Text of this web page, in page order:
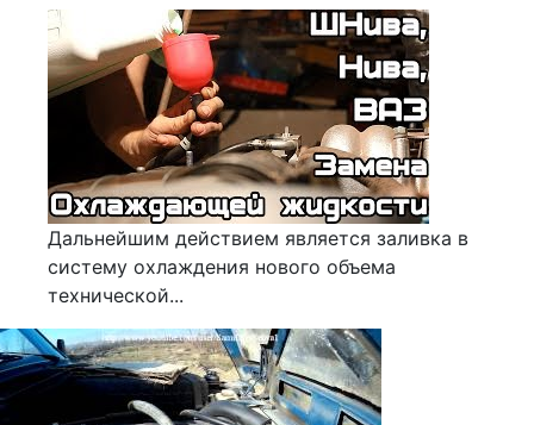
Дальнейшим действием является заливка в
систему охлаждения нового объема
технической...